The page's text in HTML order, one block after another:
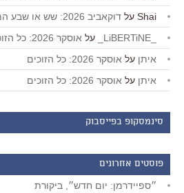
Shai על דוקאביב 2026: שש או שבע המלצות
על אוסקר 2026: כל הזוכים
איתן על אוסקר 2026: כל הזוכים
איתן על אוסקר 2026: כל הזוכים
סינמסקופ בפייסבוק
פוסטים אחרונים
״ספיידרמן: יום חדש״, ביקורת